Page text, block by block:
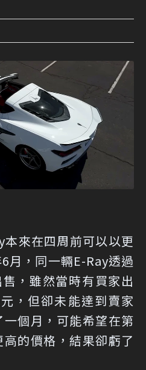
來在四周前可以以更
月，同一輛E-Ray透過
，雖然當時有買家出
，但卻未能達到賣家
個月，可能希望在第
的價格，結果卻虧了